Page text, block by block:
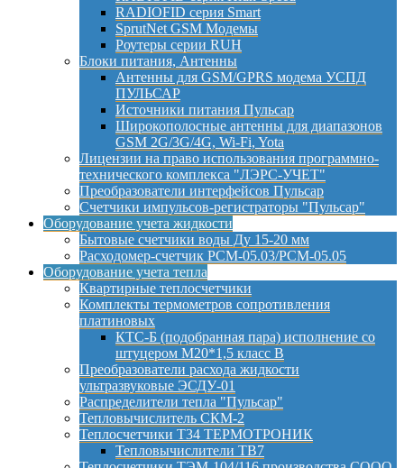
RADIOFID серия Smart
SprutNet GSM Модемы
Роутеры серии RUH
Блоки питания, Антенны
Антенны для GSM/GPRS модема УСПД
ПУЛЬСАР
Источники питания Пульсар
Широкополосные антенны для диапазонов
GSM 2G/3G/4G, Wi-Fi, Yota
Лицензии на право использования программно-
технического комплекса "ЛЭРС-УЧЕТ"
Преобразователи интерфейсов Пульсар
Счетчики импульсов-регистраторы "Пульсар"
Оборудование учета жидкости
Бытовые счетчики воды Ду 15-20 мм
Расходомер-счетчик РСМ-05.03/РСМ-05.05
Оборудование учета тепла
Квартирные теплосчетчики
Комплекты термометров сопротивления
платиновых
КТС-Б (подобранная пара) исполнение со
штуцером М20*1,5 класс B
Преобразователи расхода жидкости
ультразвуковые ЭСДУ-01
Распределители тепла "Пульсар"
Тепловычислитель СКМ-2
Теплосчетчики Т34 ТЕРМОТРОНИК
Тепловычислители ТВ7